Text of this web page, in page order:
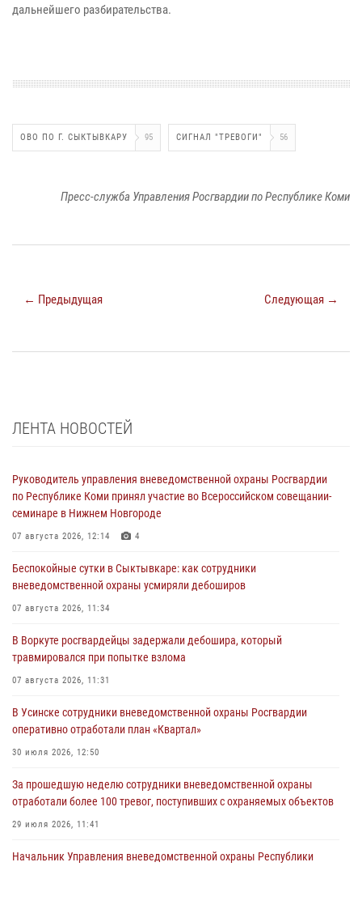
дальнейшего разбирательства.
ОВО ПО Г. СЫКТЫВКАРУ 95 СИГНАЛ "ТРЕВОГИ" 56
Пресс-служба Управления Росгвардии по Республике Коми
← Предыдущая Следующая →
ЛЕНТА НОВОСТЕЙ
Руководитель управления вневедомственной охраны Росгвардии
по Республике Коми принял участие во Всероссийском совещании-
семинаре в Нижнем Новгороде
07 августа 2026, 12:14 4
Беспокойные сутки в Сыктывкаре: как сотрудники
вневедомственной охраны усмиряли дебоширов
07 августа 2026, 11:34
В Воркуте росгвардейцы задержали дебошира, который
травмировался при попытке взлома
07 августа 2026, 11:31
В Усинске сотрудники вневедомственной охраны Росгвардии
оперативно отработали план «Квартал»
30 июля 2026, 12:50
За прошедшую неделю сотрудники вневедомственной охраны
отработали более 100 тревог, поступивших с охраняемых объектов
29 июля 2026, 11:41
Начальник Управления вневедомственной охраны Республики